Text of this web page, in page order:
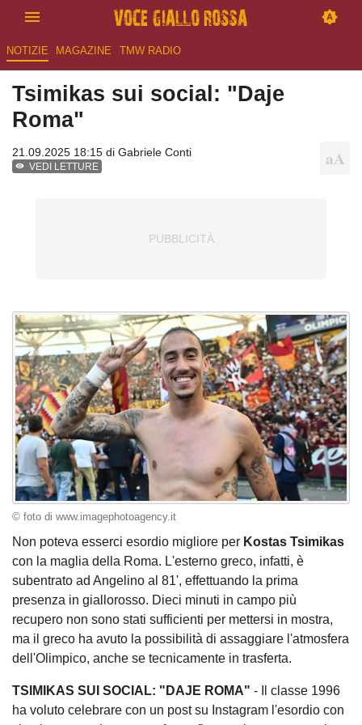
NOTIZIE MAGAZINE TMW RADIO
Tsimikas sui social: "Daje
Roma"
21.09.2025 18:15 di Gabriele Conti
VEDI LETTURE
© foto di www.imagephotoagency.it
Non poteva esserci esordio migliore per Kostas Tsimikas
con la maglia della Roma. L'esterno greco, infatti, è
subentrato ad Angelino al 81', effettuando la prima
presenza in giallorosso. Dieci minuti in campo più
recupero non sono stati sufficienti per mettersi in mostra,
ma il greco ha avuto la possibilità di assaggiare l'atmosfera
dell'Olimpico, anche se tecnicamente in trasferta.
TSIMIKAS SUI SOCIAL: "DAJE ROMA" - Il classe 1996
ha voluto celebrare con un post su Instagram l'esordio con